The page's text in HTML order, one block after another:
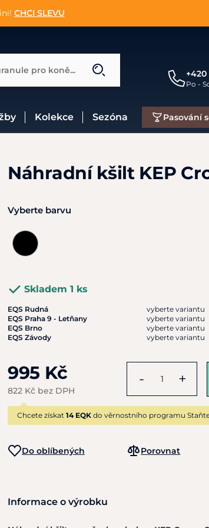
CHCI SLEVU
NAKUPOVAT
ZDARMA 🐴
+420
Po -
pro koně...
Kolekce Sezóna Pasování
Náhradní kšilt KEP
Vyberte barvu
Skladem 1 ks
EQS Rudná
vyberte variantu
EQS Praha 9 - Letňany
vyberte variantu
EQS Brno
vyberte variantu
EQS Závody
vyberte variantu
995 Kč
822 Kč bez DPH
- +
Chcete získat 14 EQK do věrnostního programu
Do oblíbených Porovnat
Informace o výrobku